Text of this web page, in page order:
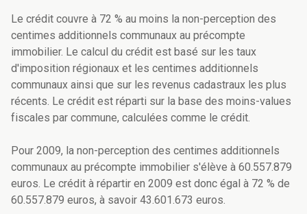
Le crédit couvre à 72 % au moins la non-perception des
centimes additionnels communaux au précompte
immobilier. Le calcul du crédit est basé sur les taux
d'imposition régionaux et les centimes additionnels
communaux ainsi que sur les revenus cadastraux les plus
récents. Le crédit est réparti sur la base des moins-values
fiscales par commune, calculées comme le crédit.
Pour 2009, la non-perception des centimes additionnels
communaux au précompte immobilier s'élève à 60.557.879
euros. Le crédit à répartir en 2009 est donc égal à 72 % de
60.557.879 euros, à savoir 43.601.673 euros.